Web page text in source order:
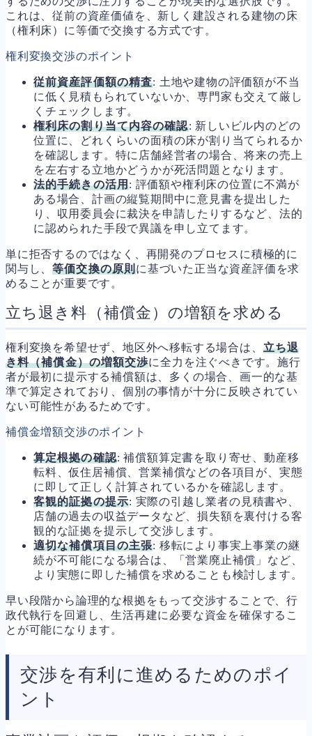
これは、従前の資産価値を、新しく建設される建物の床
（権利床）に等価で交換する方式です。
権利変換交渉のポイント
従前資産評価額の精査: 土地や建物の評価額が不当
に低く見積もられていないか、専門家も交えて厳し
くチェックします。
権利床の割り当て内容の確認: 新しいビル内のどの
位置に、どれくらいの面積の床が割り当てられるか
を確認します。特に店舗経営者の場合、将来の売上
を左右する立地かどうかが死活問題となります。
法的手続きの活用: 評価額や権利床の位置に不満が
ある場合、計画の縦覧期間中に意見書を提出した
り、収用委員会に裁決を申請したりするなど、法的
に認められた手段で異議を申し立てます。
単に拒否するのではなく、再開発のプロセスに積極的に
関与し、等価交換の原則に基づいた正当な資産評価を求
めることが重要です。
立ち退き料（補償金）の増額を求める
権利変換を希望せず、地区外へ移転する場合は、 立ち退
き料（補償金）の増額交渉に全力を注ぐべきです。施行
者が最初に提示する補償額は、多くの場合、画一的な基
準で算定されており、個別の事情が十分に反映されてい
ない可能性があるためです。
補償金増額交渉のポイント
算定根拠の確認: 補償額算定書を取り寄せ、動産移
転料、仮住居補償、営業補償などの各項目が、実態
に即して正しく計算されているかを確認します。
客観的証拠の提示: 実際の引越し業者の見積書や、
店舗の過去の収益データなど、損失額を裏付ける客
観的な証拠を提示して交渉します。
適切な補償項目の主張: 移転により事実上事業の継
続が不可能になる場合は、「営業廃止補償」など、
より実態に即した補償を求めることも検討します。
早い段階から論理的な根拠をもって交渉することで、行
政代執行を回避し、生活再建に必要な資金を確保するこ
とが可能になります。
交渉を有利に進めるためのポイ
ント